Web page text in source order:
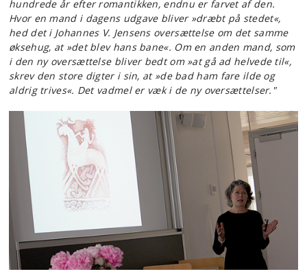
hundrede år efter romantikken, endnu er farvet af den.
Hvor en mand i dagens udgave bliver »dræbt på stedet«,
hed det i Johannes V. Jensens oversættelse om det samme
øksehug, at »det blev hans bane«. Om en anden mand, som
i den ny oversættelse bliver bedt om »at gå ad helvede til«,
skrev den store digter i sin, at »de bad ham fare ilde og
aldrig trives«. Det vadmel er væk i de ny oversættelser."